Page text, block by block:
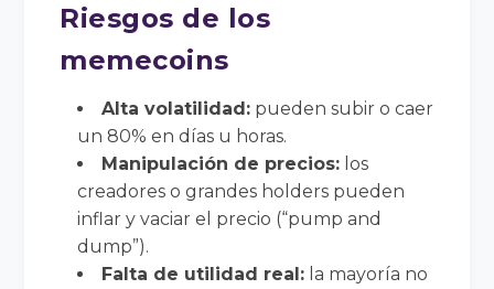
Riesgos de los
memecoins
Alta volatilidad: pueden subir o caer
un 80% en días u horas.
Manipulación de precios: los
creadores o grandes holders pueden
inflar y vaciar el precio (“pump and
dump”).
Falta de utilidad real: la mayoría no